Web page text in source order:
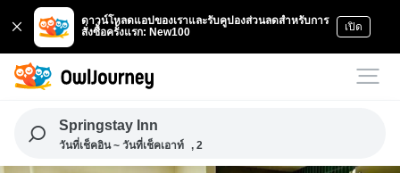
ดาวน์โหลดแอปของเราและรับคูปองส่วนลดสำหรับการ
สั่งซื้อครั้งแรก: New100
เปิด
Springstay Inn
วันที่เช็คอิน ~ วันที่เช็คเอาท์ , 2